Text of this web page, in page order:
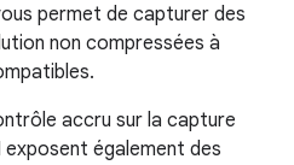
permet de capturer des
non compressées à
accru sur la capture
exposent également des